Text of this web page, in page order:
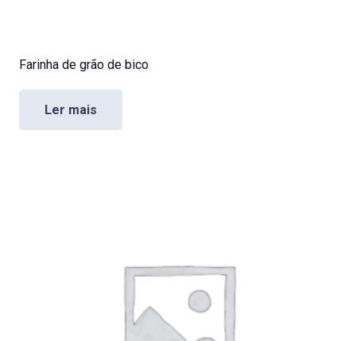
Farinha de grão de bico
Ler mais